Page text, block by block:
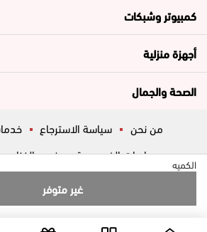
الكميه
غير متوفر
كمبيوتر وشبكات
أجهزة منزلية
الصحة والجمال
من نحن سياسة الاسترجاع
سياسات الخصوصية
فروع الغزاوي